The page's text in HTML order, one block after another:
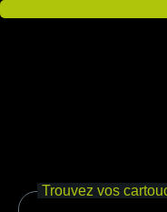
Trouvez vos